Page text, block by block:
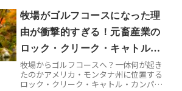
予約を入れました。しかし、いざ現地に
立つと、その威厳と歴史の重...
牧場がゴルフコースになった理
由が衝撃的すぎる！元畜産業の
ロック・クリーク・キャトル・
カンパニーで起きた大転身の真
実
牧場からゴルフコースへ？一体何が起き
たのかアメリカ・モンタナ州に位置する
ロック・クリーク・キャトル・カンパニ